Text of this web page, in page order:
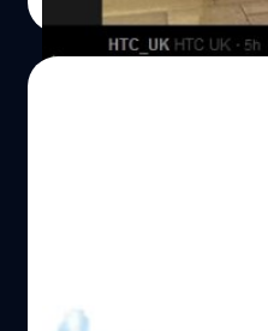
เป็นจำนวนมาก บนป้ายโฆ
All New HTC One พร้อมร
จะเท่ไปไหน! Ring
นวัตกรรมครั้งนี้อาจเป็นแ
ทำงานในอนาคต เมื่อมีผู้ส
ขึ้นมาโดยสามารถใช้งานห
ผ่านสมาร์ทโฟน